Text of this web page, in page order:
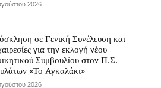
2026
σε Γενική Συνέλευση και
για την εκλογή νέου
Συμβουλίου στον Π.Σ.
«Το Αγκαλάκι»
2026